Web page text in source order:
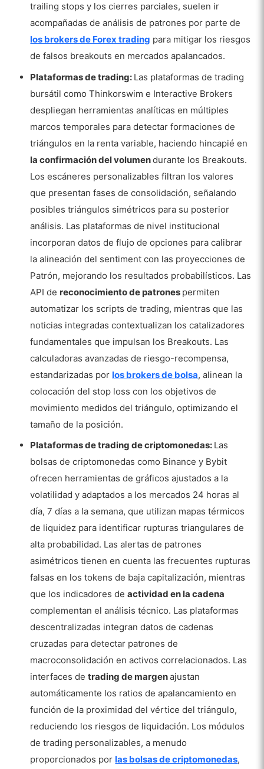
trailing stops y los cierres parciales, suelen ir
acompañadas de análisis de patrones por parte de
los brokers de Forex trading para mitigar los riesgos
de falsos breakouts en mercados apalancados.
Plataformas de trading: Las plataformas de trading
bursátil como Thinkorswim e Interactive Brokers
despliegan herramientas analíticas en múltiples
marcos temporales para detectar formaciones de
triángulos en la renta variable, haciendo hincapié en
la confirmación del volumendurante los Breakouts.
Los escáneres personalizables filtran los valores
que presentan fases de consolidación, señalando
posibles triángulos simétricos para su posterior
análisis. Las plataformas de nivel institucional
incorporan datos de flujo de opciones para calibrar
la alineación del sentiment con las proyecciones de
Patrón, mejorando los resultados probabilísticos. Las
API de reconocimiento de patrones permiten
automatizar los scripts de trading, mientras que las
noticias integradas contextualizan los catalizadores
fundamentales que impulsan los Breakouts. Las
calculadoras avanzadas de riesgo-recompensa,
estandarizadas porlos brokers de bolsa, alinean la
colocación del stop loss con los objetivos de
movimiento medidos del triángulo, optimizando el
tamaño de la posición.
Plataformas de trading de criptomonedas: Las
bolsas de criptomonedas como Binance y Bybit
ofrecen herramientas de gráficos ajustados a la
volatilidad y adaptados a los mercados 24 horas al
día, 7 días a la semana, que utilizan mapas térmicos
de liquidez para identificar rupturas triangulares de
alta probabilidad. Las alertas de patrones
asimétricos tienen en cuenta las frecuentes rupturas
falsas en los tokens de baja capitalización, mientras
que los indicadores deactividad en la cadena
complementan el análisis técnico. Las plataformas
descentralizadas integran datos de cadenas
cruzadas para detectar patrones de
macroconsolidación en activos correlacionados. Las
interfaces detrading de margenajustan
automáticamente los ratios de apalancamiento en
función de la proximidad del vértice del triángulo,
reduciendo los riesgos de liquidación. Los módulos
de trading personalizables, a menudo
proporcionados porlas bolsas de criptomonedas,